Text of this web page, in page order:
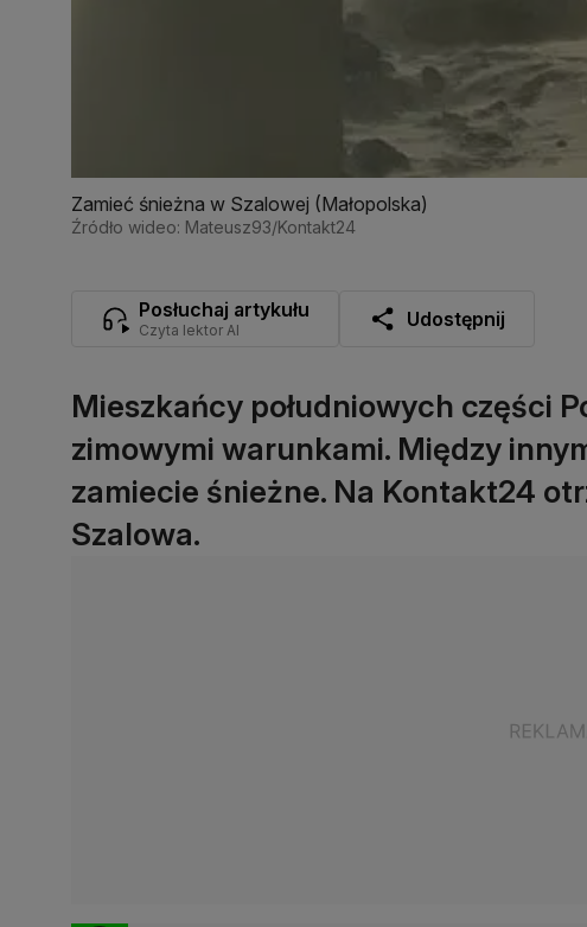
Zamieć śnieżna w Szalowej (Małopolska)
Źródło wideo: Mateusz93/Kontakt24
Posłuchaj artykułu
Czyta lektor AI Udostępnij
Mieszkańcy południowych części
zimowymi warunkami. Między
zamiecie śnieżne. Na Kontakt24
Szalowa.